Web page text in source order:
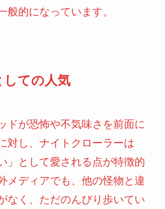
般的になっています。
しての人気
ドが恐怖や不気味さを前面に
対し、ナイトクローラーは
」として愛される点が特徴的
メディアでも、他の怪物と違
なく、ただのんびり歩いてい